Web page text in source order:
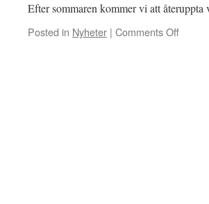
Efter sommaren kommer vi att återuppta
Posted in Nyheter | Comments Off